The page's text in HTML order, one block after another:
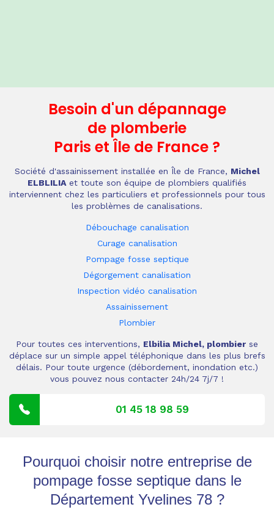
Besoin d'un dépannage
de plomberie
Paris et Île de France ?
Société d'assainissement installée en Île de France, Michel
ELBLILIA et toute son équipe de plombiers qualifiés
interviennent chez les particuliers et professionnels pour tous
les problèmes de canalisations.
Débouchage canalisation
Curage canalisation
Pompage fosse septique
Dégorgement canalisation
Inspection vidéo canalisation
Assainissement
Plombier
Pour toutes ces interventions, Elbilia Michel, plombier se
déplace sur un simple appel téléphonique dans les plus brefs
délais. Pour toute urgence (débordement, inondation etc.)
vous pouvez nous contacter 24h/24 7j/7 !
01 45 18 98 59
Pourquoi choisir notre entreprise de
pompage fosse septique dans le
Département Yvelines 78 ?